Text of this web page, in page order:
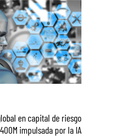
en capital de riesgo
impulsada por la IA